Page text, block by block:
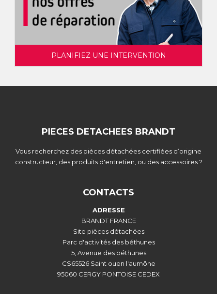
PLANIFIEZ UNE INTERVENTION
PIECES DETACHEES BRANDT
Vous recherchez des pièces détachées certifiées d’origine
constructeur, des produits d'entretien, ou des accessoires ?
CONTACTS
ADRESSE
BRANDT FRANCE
Site pièces détachées
Parc d'activités des béthunes
5, Avenue des béthunes
CS65526 Saint ouen l'aumône
95060 CERGY PONTOISE CEDEX